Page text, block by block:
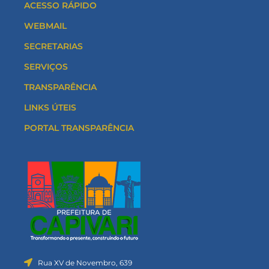
ACESSO RÁPIDO
WEBMAIL
SECRETARIAS
SERVIÇOS
TRANSPARÊNCIA
LINKS ÚTEIS
PORTAL TRANSPARÊNCIA
Rua XV de Novembro, 639